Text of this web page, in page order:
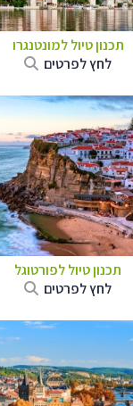
תכנון טיול למונטנגרו
לחץ לפרטים
תכנון טיול לפורטוגל
לחץ לפרטים